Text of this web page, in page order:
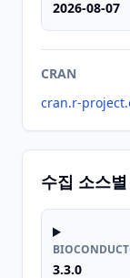
2026-08-07
CRAN
cran.r-
수집 소스
3.3.0